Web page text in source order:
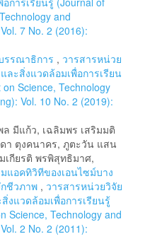
and
7 No. 2 (2016):
รรณาธิการ , วารสารหน่วย
ละสิ่งแวดล้อมเพื่อการเรียน
Science, Technology
Vol. 10 No. 2 (2019):
มีแก้ว, เฉลิมพร เสริมมติ
ตุงคนาคร, ภูตะวัน แสน
กียรติ พรพิสุทธิมาศ,
แอคทิวิทีของเอนไซม์บาง
ชีวภาพ , วารสารหน่วยวิจัย
งแวดล้อมเพื่อการเรียนรู้
Science, Technology and
2 No. 2 (2011):